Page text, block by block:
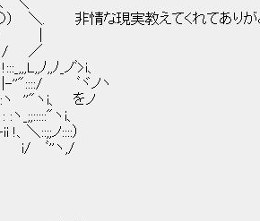
＼. 非情な現実教えてくれてありが
|
/ ／
ﾉ,,ﾉ_ノﾞ>i、
|-''"::::/ ﾞヾノヽ
:ヽ ''"ヽi、 をノ
ヽ_;;:::::"ヽi、
＼::;;ノ::::）
i i/ ﾞ''ヽ,/